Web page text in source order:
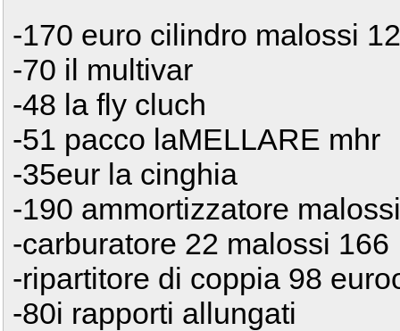
-170 euro cilindro malossi
-70 il multivar
-48 la fly cluch
-51 pacco laMELLARE mhr
-35eur la cinghia
-190 ammortizzatore
-carburatore 22 malossi 166
-ripartitore di coppia 98
-80i rapporti allungati